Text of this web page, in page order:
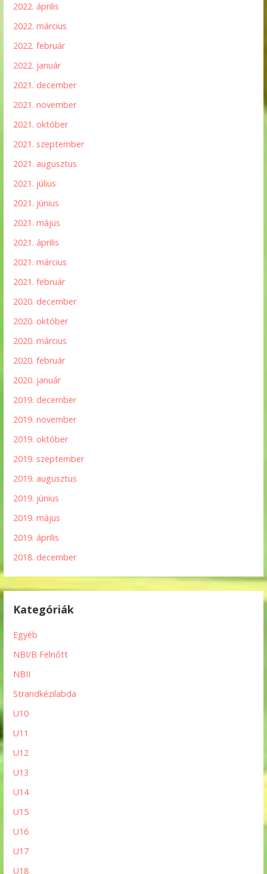
2022. április
2022. március
2022. február
2022. január
2021. december
2021. november
2021. október
2021. szeptember
2021. augusztus
2021. július
2021. június
2021. május
2021. április
2021. március
2021. február
2020. december
2020. október
2020. március
2020. február
2020. január
2019. december
2019. november
2019. október
2019. szeptember
2019. augusztus
2019. június
2019. május
2019. április
2018. december
Kategóriák
Egyéb
NBI/B Felnőtt
NBII
Strandkézilabda
U10
U11
U12
U13
U14
U15
U16
U17
U18